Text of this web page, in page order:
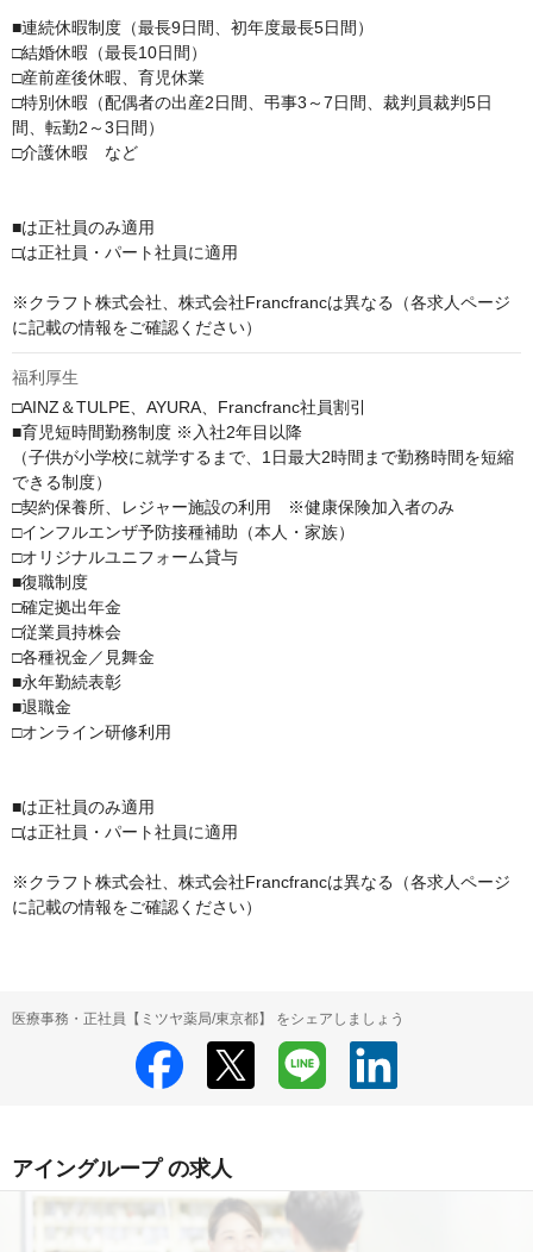
■連続休暇制度（最長9日間、初年度最長5日間）
□結婚休暇（最長10日間）
□産前産後休暇、育児休業
□特別休暇（配偶者の出産2日間、弔事3～7日間、裁判員裁判5日
間、転勤2～3日間）
□介護休暇　など
■は正社員のみ適用
□は正社員・パート社員に適用
※クラフト株式会社、株式会社Francfrancは異なる（各求人ページ
に記載の情報をご確認ください）
福利厚生
□AINZ＆TULPE、AYURA、Francfranc社員割引
■育児短時間勤務制度 ※入社2年目以降
（子供が小学校に就学するまで、1日最大2時間まで勤務時間を短縮
できる制度）
□契約保養所、レジャー施設の利用　※健康保険加入者のみ
□インフルエンザ予防接種補助（本人・家族）
□オリジナルユニフォーム貸与
■復職制度
□確定拠出年金
□従業員持株会
□各種祝金／見舞金
■永年勤続表彰
■退職金
□オンライン研修利用
■は正社員のみ適用
□は正社員・パート社員に適用
※クラフト株式会社、株式会社Francfrancは異なる（各求人ページ
に記載の情報をご確認ください）
医療事務・正社員【ミツヤ薬局/東京都】 をシェアしましょう
アイングループ の求人